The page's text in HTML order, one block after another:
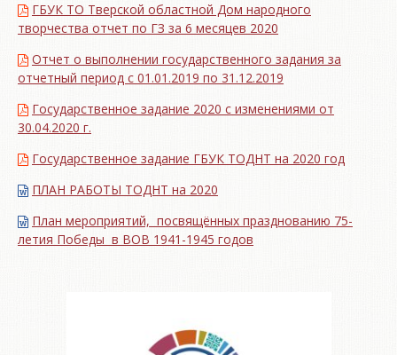
ГБУК ТО Тверской областной Дом народного
творчества отчет по ГЗ за 6 месяцев 2020
Отчет о выполнении государственного задания за
отчетный период с 01.01.2019 по 31.12.2019
Государственное задание 2020 с изменениями от
30.04.2020 г.
Государственное задание ГБУК ТОДНТ на 2020 год
ПЛАН РАБОТЫ ТОДНТ на 2020
План мероприятий, посвящённых празднованию 75-
летия Победы в ВОВ 1941-1945 годов